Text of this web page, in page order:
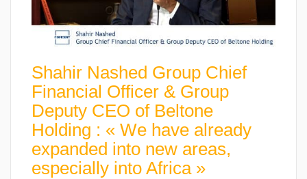
Shahir Nashed Group Chief
Financial Officer & Group
Deputy CEO of Beltone
Holding : « We have already
expanded into new areas,
especially into Africa »